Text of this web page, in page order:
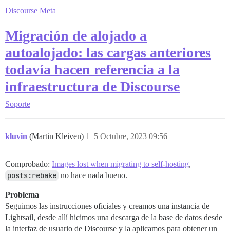
Discourse Meta
Migración de alojado a
autoalojado: las cargas anteriores
todavía hacen referencia a la
infraestructura de Discourse
Soporte
kluvin (Martin Kleiven) 5 Octubre, 2023 09:56
1
Comprobado: Images lost when migrating to self-hosting,
posts:rebake no hace nada bueno.
Problema
Seguimos las instrucciones oficiales y creamos una instancia de
Lightsail, desde allí hicimos una descarga de la base de datos desde
la interfaz de usuario de Discourse y la aplicamos para obtener un